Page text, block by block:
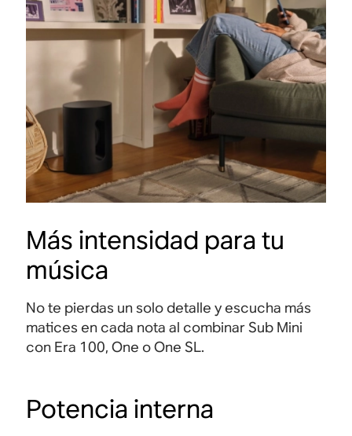
Más intensidad para tu
música
No te pierdas un solo detalle y escucha más
matices en cada nota al combinar Sub Mini
con Era 100, One o One SL.
Potencia interna